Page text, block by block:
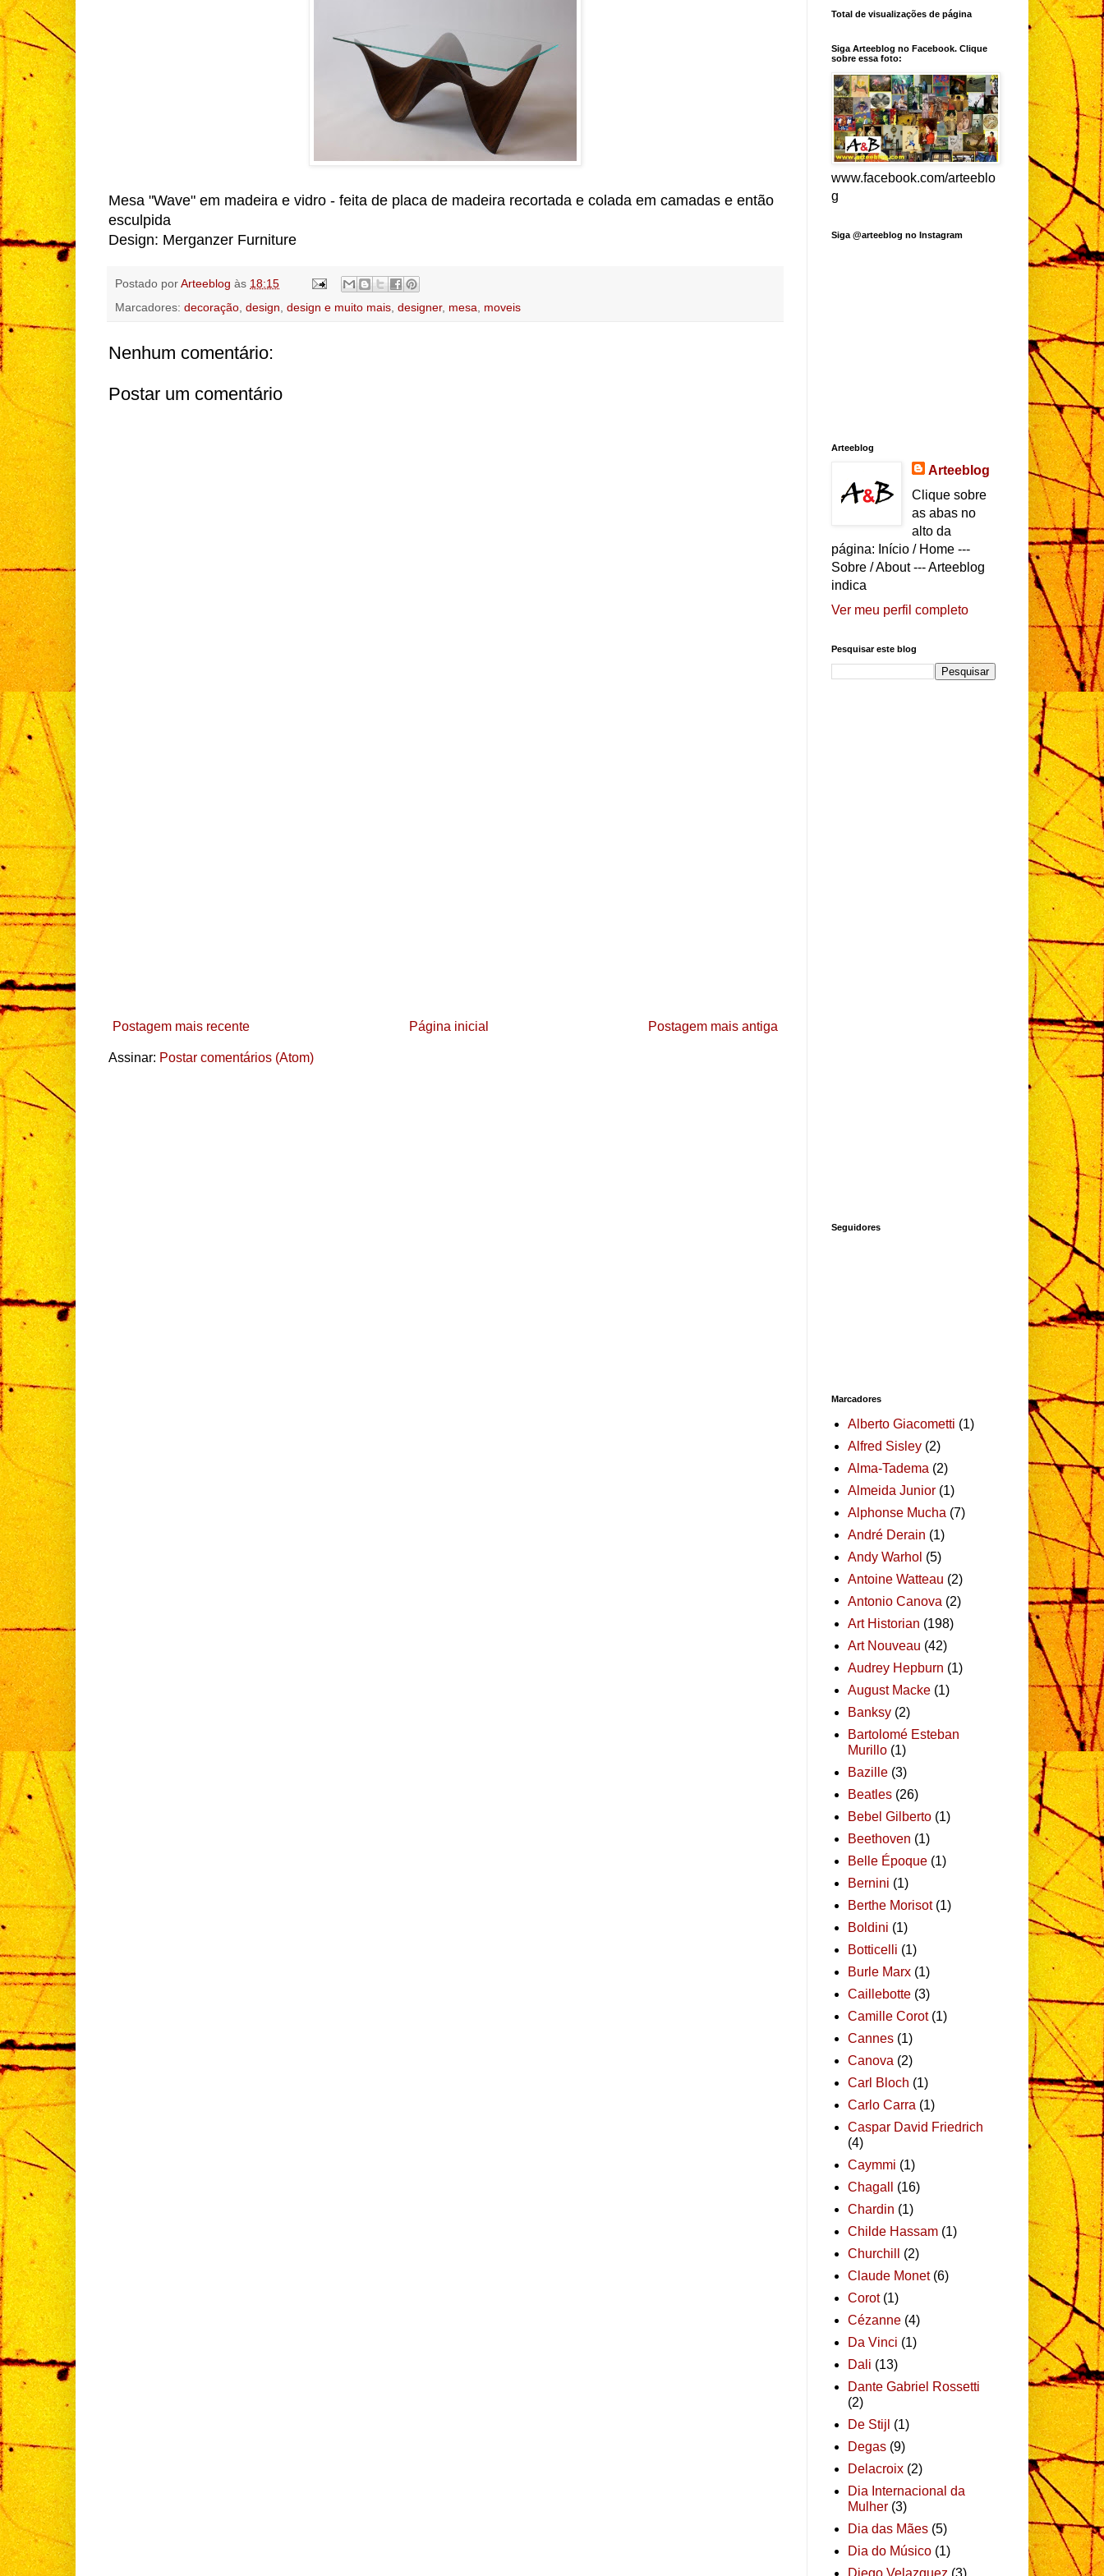
Mesa "Wave" em madeira e vidro - feita de placa de madeira recortada e colada em camadas e então
esculpida
Design: Merganzer Furniture
Postado porArteeblog às 18:15
Marcadores: decoração design design e muito mais designer, mesa moveis
Nenhum comentário:
Postar um comentário
Postagem mais recente Postagem mais antiga
Página inicial
Assinar: Postar comentários (Atom)
Total de visualizações de página
Siga Arteeblog no Facebook. Clique
sobre essa foto:
www.facebook.com/arteeblo
g
Siga @arteeblog no Instagram
Arteeblog
Arteeblog
Clique sobre
as abas no
alto da
página: Início / Home ---
Sobre / About --- Arteeblog
indica
Ver meu perfil completo
Pesquisar este blog
Seguidores
Marcadores
Alberto Giacometti (1)
Alfred Sisley (2)
Alma-Tadema (2)
Almeida Junior (1)
Alphonse Mucha (7)
André Derain (1)
Andy Warhol (5)
Antoine Watteau (2)
Antonio Canova (2)
Art Historian (198)
Art Nouveau (42)
Audrey Hepburn (1)
August Macke (1)
Banksy (2)
Bartolomé Esteban
Murillo (1)
Bazille (3)
Beatles (26)
Bebel Gilberto (1)
Beethoven (1)
Belle Époque (1)
Bernini (1)
Berthe Morisot (1)
Boldini (1)
Botticelli (1)
Burle Marx (1)
Caillebotte (3)
Camille Corot (1)
Cannes (1)
Canova (2)
Carl Bloch (1)
Carlo Carra (1)
Caspar David Friedrich
(4)
Caymmi (1)
Chagall
(16)
Chardin (1)
Childe Hassam (1)
Churchill
(2)
Claude Monet (6)
Corot (1)
Cézanne (4)
Da Vinci (1)
Dali (13)
Dante Gabriel Rossetti
(2)
De Stijl (1)
Degas (9)
Delacroix (2)
Dia Internacional da
Mulher (3)
Dia das Mães (5)
Dia do Músico (1)
Diego Velazquez (3)